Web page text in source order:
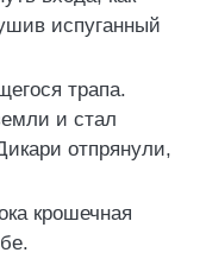
испуганный
трапа.
и стал
отпрянули,
крошечная